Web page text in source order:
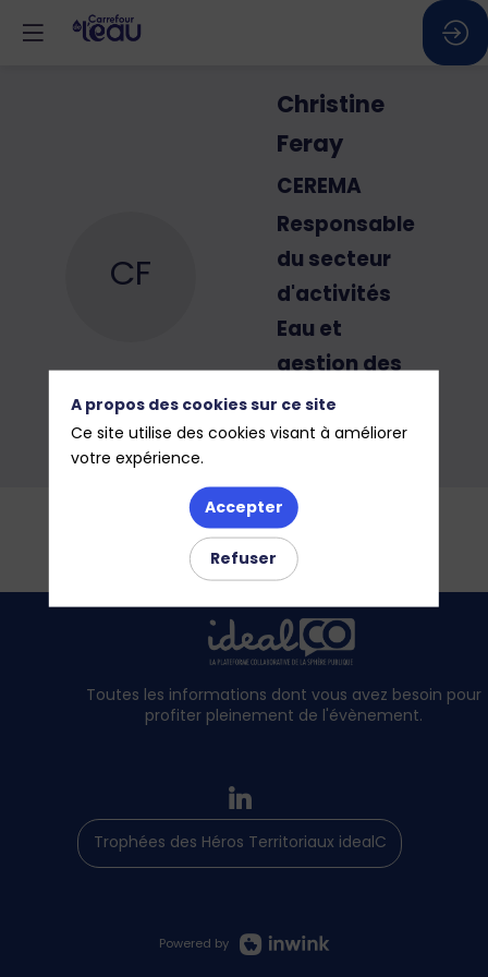
CF
Christine
Feray
CEREMA
Responsable
du secteur
d'activités
Eau et
gestion des
milieux
aquatiques
Toutes les informations dont vous avez besoin pour
profiter pleinement de l'évènement.
Trophées des Héros Territoriaux idealCO
Powered by
A propos des cookies sur ce site
Ce site utilise des cookies visant à améliorer
votre expérience.
Accepter
Refuser